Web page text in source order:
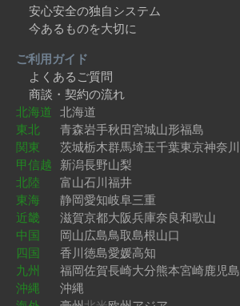
安心安全の独自システム
今あるものを大切に
ご利用ガイド
よくあるご質問
商談・契約の流れ
北海道 北海道
東北
青森岩手秋田宮城山形福島
関東
茨城栃木群馬埼玉千葉東京神奈川
甲信越 新潟長野山梨
北陸
富山石川福井
東海
静岡愛知岐阜三重
近畿
滋賀京都大阪兵庫奈良和歌山
中国
岡山広島鳥取島根山口
四国
香川徳島愛媛高知
九州
福岡佐賀長崎大分熊本宮崎鹿児島
沖縄
沖縄